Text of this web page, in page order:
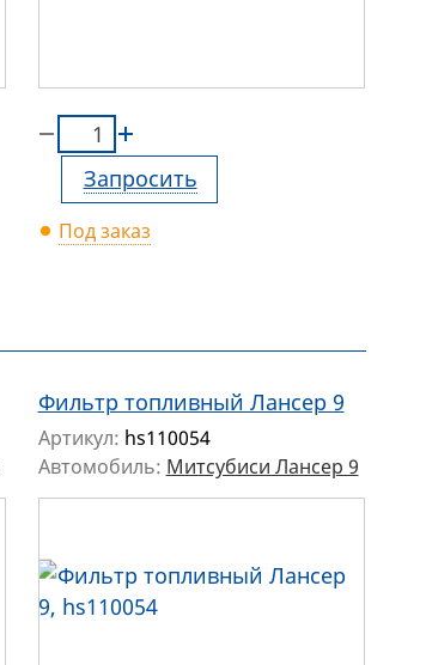
Запросить
Под заказ
Фильтр топливный Лансер 9
Артикул: hs110054
Автомобиль: Митсубиси Лансер 9